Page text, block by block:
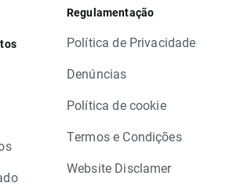
Regulamentação
Política de Privacidade
Denúncias
Política de cookie
Termos e Condições
Website Disclamer